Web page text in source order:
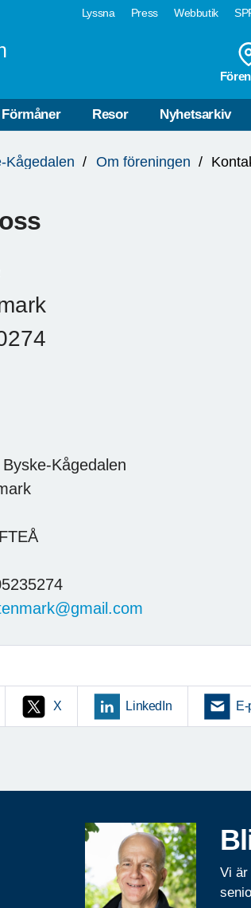
Lyssna Press Webbutik
Förmåner Resor Nyhetsarkiv
Kågedalen Om föreningen
Kågedalen
X LinkedIn
Vi är